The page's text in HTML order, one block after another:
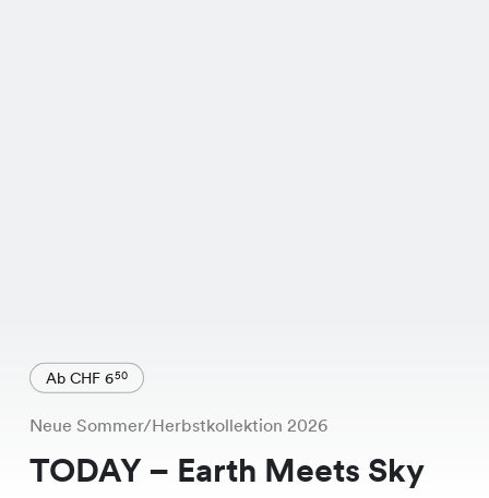
Ab CHF 650
Neue Sommer/Herbstkollektion 2026
TODAY – Earth Meets Sky